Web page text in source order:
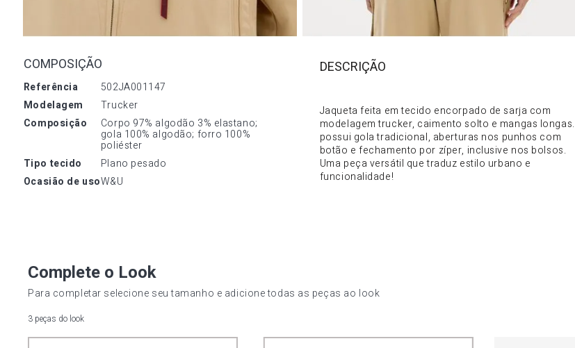
COMPOSIÇÃO
referência
502JA001147
modelagem
Trucker
composição
Corpo 97% algodão 3% elastano;
gola 100% algodão; forro 100%
poliéster
tipo tecido
Plano pesado
ocasião de usoW&U
Jaqueta feita em tecido encorpado de sarja com
modelagem trucker, caimento solto e mangas longas.
possui gola tradicional, aberturas nos punhos com
botão e fechamento por zíper, inclusive nos bolsos.
Uma peça versátil que traduz estilo urbano e
funcionalidade!
Complete o Look
Para completar selecione seu tamanho e adicione todas as peças ao look
3 peças do look